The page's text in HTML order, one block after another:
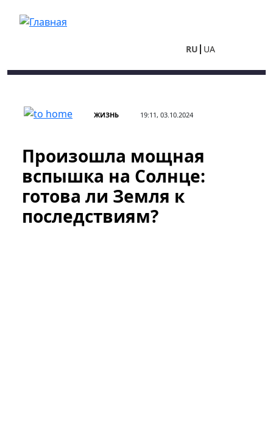
RU UA
ЖИЗНЬ 19:11, 03.10.2024
Произошла мощная
вспышка на Солнце:
готова ли Земля к
последствиям?